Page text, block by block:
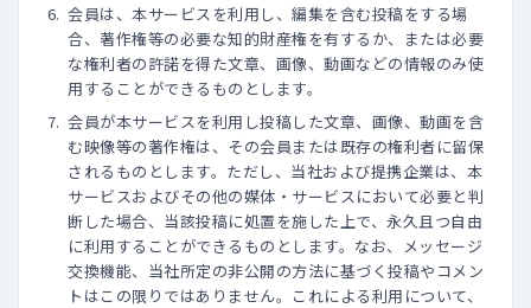
会員は、本サービスを利用し、編集を含む投稿をする場
合、著作権等の必要な知的財産権を有するか、または必要
な権利者の許諾を得た文章、画像、動画などの情報のみ使
用することができるものとします。
会員が本サービスを利用し投稿した文章、画像、動画を含
む映像等の著作権は、その会員または既存の権利者に留保
されるものとします。ただし、当社および提携企業は、本
サービスおよびその他の媒体・サービスにおいて必要と判
断した場合、当該投稿に処置を施した上で、永久且つ自由
に利用することができるものとします。なお、メッセージ
交換機能、当社所定の非公開の方法に基づく投稿やコメン
トはこの限りではありません。これによる利用について、